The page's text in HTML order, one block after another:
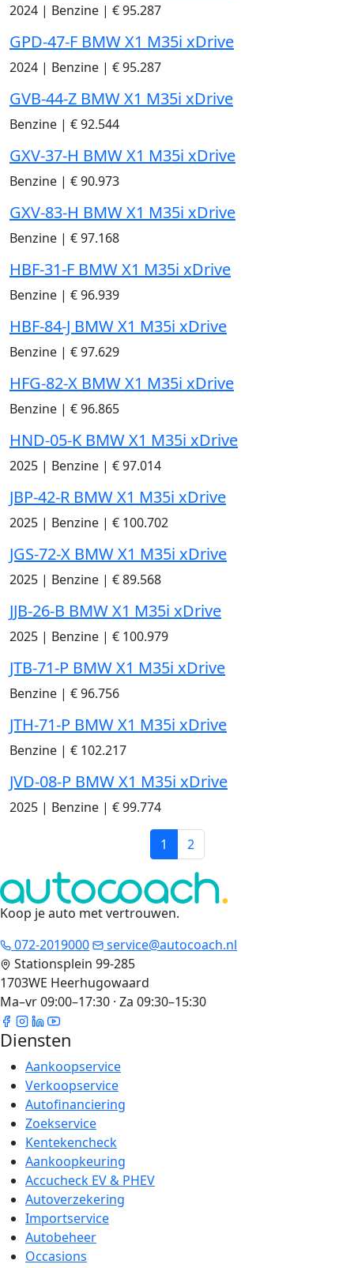
2024 | Benzine | € 95.287
GPD-47-F BMW X1 M35i xDrive
2024 | Benzine | € 95.287
GVB-44-Z BMW X1 M35i xDrive
Benzine | € 92.544
GXV-37-H BMW X1 M35i xDrive
Benzine | € 90.973
GXV-83-H BMW X1 M35i xDrive
Benzine | € 97.168
HBF-31-F BMW X1 M35i xDrive
Benzine | € 96.939
HBF-84-J BMW X1 M35i xDrive
Benzine | € 97.629
HFG-82-X BMW X1 M35i xDrive
Benzine | € 96.865
HND-05-K BMW X1 M35i xDrive
2025 | Benzine | € 97.014
JBP-42-R BMW X1 M35i xDrive
2025 | Benzine | € 100.702
JGS-72-X BMW X1 M35i xDrive
2025 | Benzine | € 89.568
JJB-26-B BMW X1 M35i xDrive
2025 | Benzine | € 100.979
JTB-71-P BMW X1 M35i xDrive
Benzine | € 96.756
JTH-71-P BMW X1 M35i xDrive
Benzine | € 102.217
JVD-08-P BMW X1 M35i xDrive
2025 | Benzine | € 99.774
1 2
Koop je auto met vertrouwen.
072-2019000
service@autocoach.nl
Stationsplein 99-285
1703WE Heerhugowaard
Ma–vr 09:00–17:30 · Za 09:30–15:30
Diensten
Aankoopservice
Verkoopservice
Autofinanciering
Zoekservice
Kentekencheck
Aankoopkeuring
Accucheck EV & PHEV
Autoverzekering
Importservice
Autobeheer
Occasions